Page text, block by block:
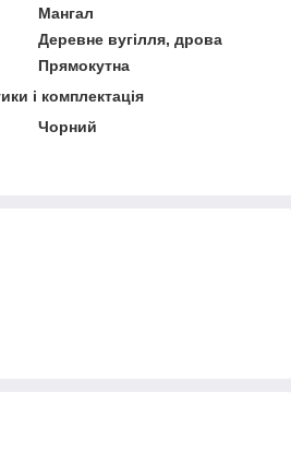
Мангал
Деревне вугілля, дрова
Прямокутна
і комплектація
Чорний